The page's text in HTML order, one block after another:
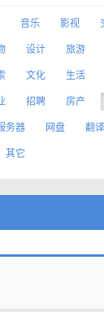
音乐 影视
设计 旅游
文化 生活
招聘 房产
务器 网盘 翻译
其它